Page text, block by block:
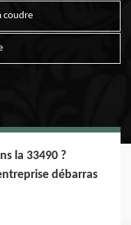
coudre
la 33490 ?
débarras